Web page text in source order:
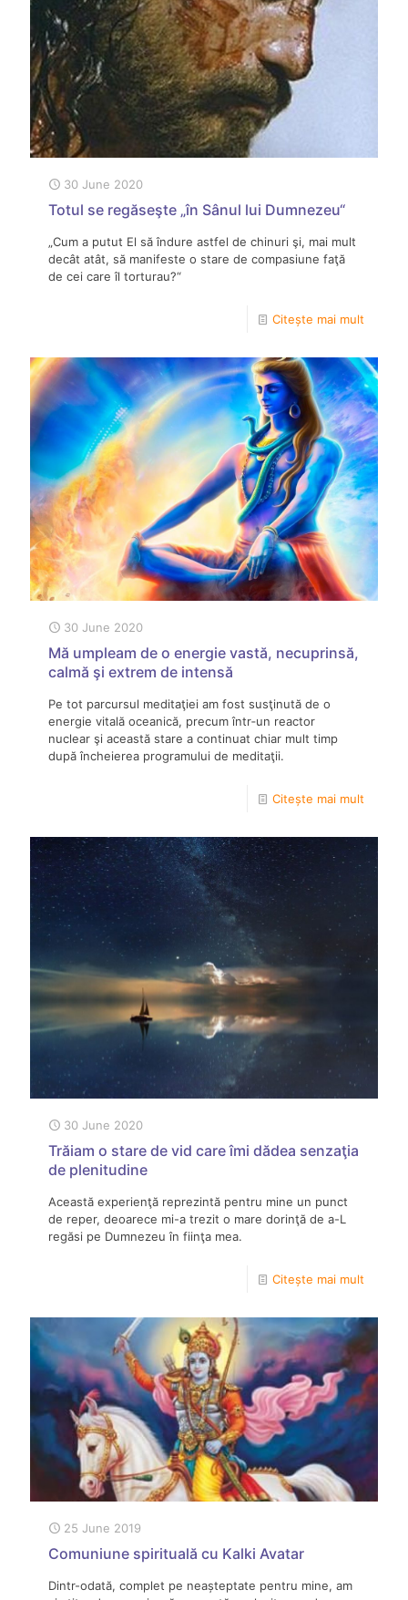
30 June 2020
Totul se regăseşte „în Sânul lui Dumnezeu“
„Cum a putut El să îndure astfel de chinuri şi, mai mult
decât atât, să manifeste o stare de compasiune faţă
de cei care îl torturau?“
Citește mai mult
30 June 2020
Mă umpleam de o energie vastă, necuprinsă,
calmă şi extrem de intensă
Pe tot parcursul meditaţiei am fost susţinută de o
energie vitală oceanică, precum într‑un reactor
nuclear şi această stare a continuat chiar mult timp
după încheierea programului de meditaţii.
Citește mai mult
30 June 2020
Trăiam o stare de vid care îmi dădea senzaţia
de plenitudine
Această experienţă reprezintă pentru mine un punct
de reper, deoarece mi-a trezit o mare dorinţă de a-L
regăsi pe Dumnezeu în fiinţa mea.
Citește mai mult
25 June 2019
Comuniune spirituală cu Kalki Avatar
Dintr-odată, complet pe neașteptate pentru mine, am